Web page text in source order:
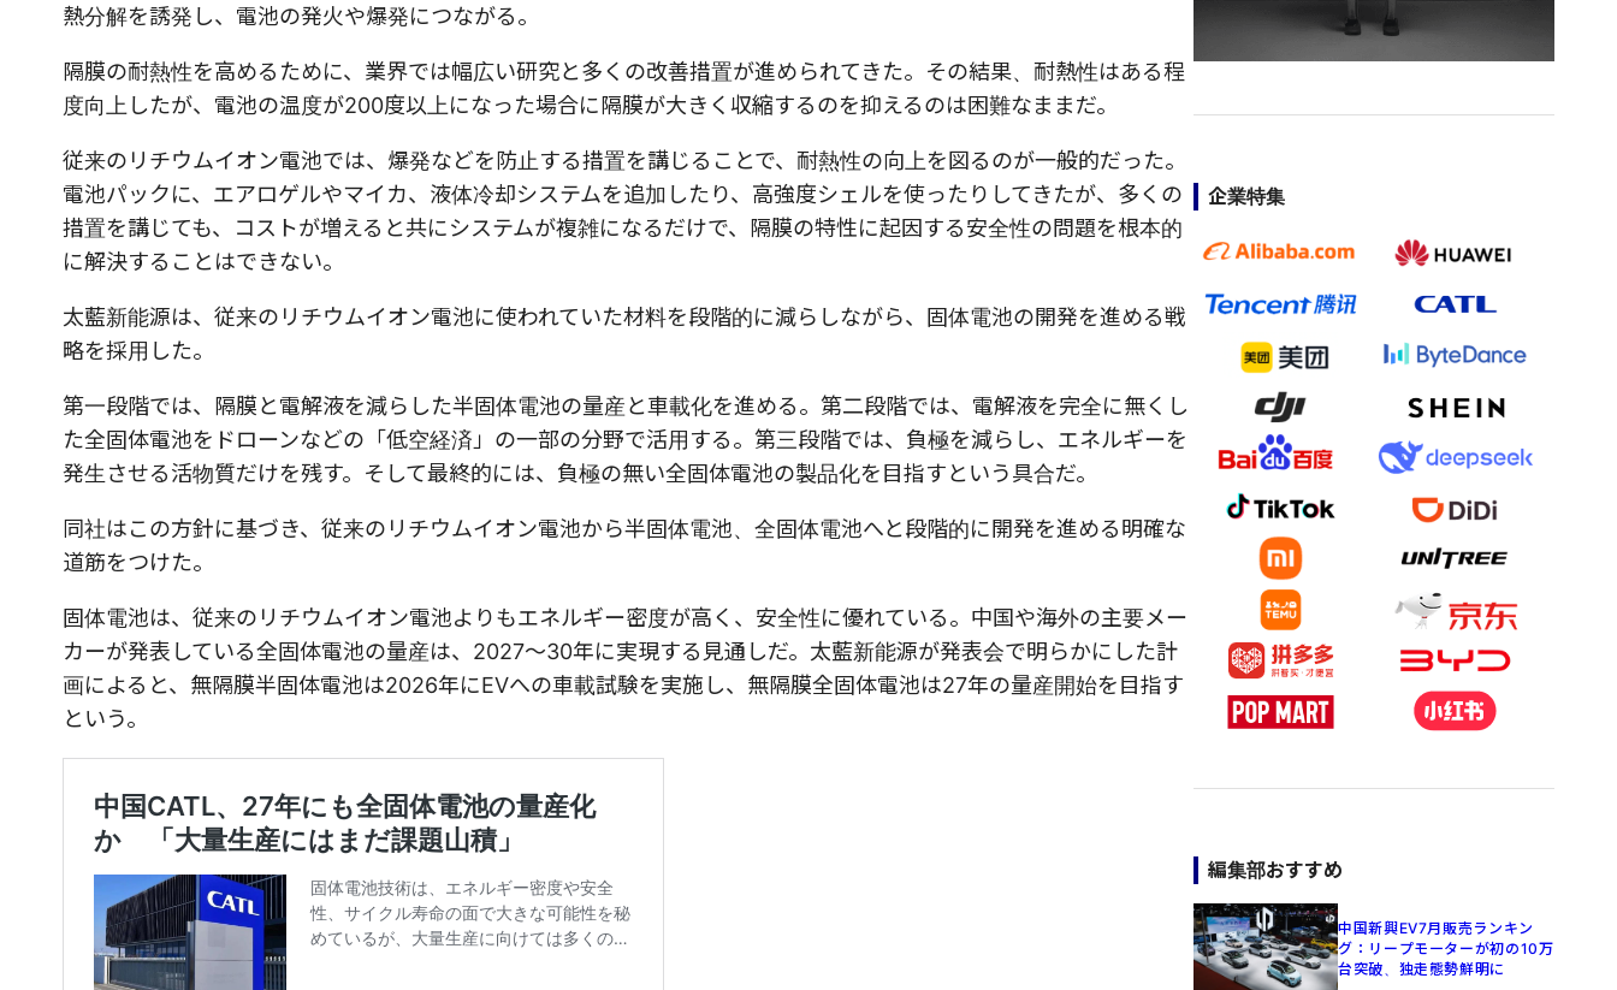
熱分解を誘発し、電池の発火や爆発につながる。
隔膜の耐熱性を高めるために、業界では幅広い研究と多くの改善措置が進められてきた。その結果、耐熱性はある程
度向上したが、電池の温度が200度以上になった場合に隔膜が大きく収縮するのを抑えるのは困難なままだ。
従来のリチウムイオン電池では、爆発などを防止する措置を講じることで、耐熱性の向上を図るのが一般的だった。
電池パックに、エアロゲルやマイカ、液体冷却システムを追加したり、高強度シェルを使ったりしてきたが、多くの
措置を講じても、コストが増えると共にシステムが複雑になるだけで、隔膜の特性に起因する安全性の問題を根本的
に解決することはできない。
太藍新能源は、従来のリチウムイオン電池に使われていた材料を段階的に減らしながら、固体電池の開発を進める戦
略を採用した。
第一段階では、隔膜と電解液を減らした半固体電池の量産と車載化を進める。第二段階では、電解液を完全に無くし
た全固体電池をドローンなどの「低空経済」の一部の分野で活用する。第三段階では、負極を減らし、エネルギーを
発生させる活物質だけを残す。そして最終的には、負極の無い全固体電池の製品化を目指すという具合だ。
同社はこの方針に基づき、従来のリチウムイオン電池から半固体電池、全固体電池へと段階的に開発を進める明確な
道筋をつけた。
固体電池は、従来のリチウムイオン電池よりもエネルギー密度が高く、安全性に優れている。中国や海外の主要メー
カーが発表している全固体電池の量産は、2027～30年に実現する見通しだ。太藍新能源が発表会で明らかにした計
画によると、無隔膜半固体電池は2026年にEVへの車載試験を実施し、無隔膜全固体電池は27年の量産開始を目指す
という。
企業特集
編集部おすすめ
中国新興EV7月販売ランキン
グ：リープモーターが初の10万
台突破、独走態勢鮮明に